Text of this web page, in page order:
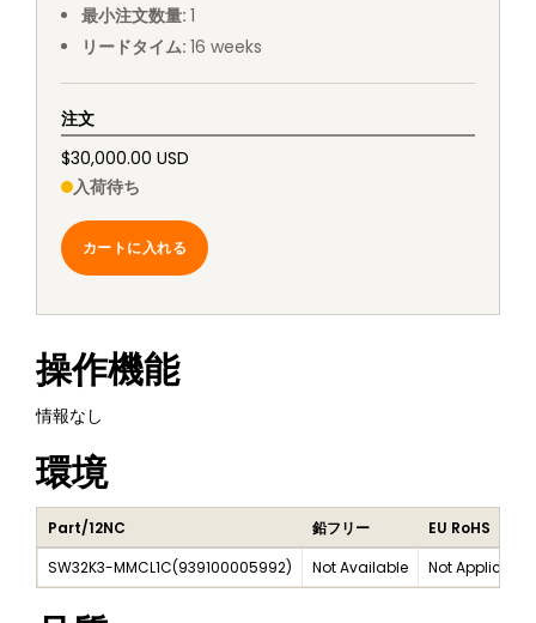
最小注文数量: 1
リードタイム: 16 weeks
注文
$30,000.00 USD
入荷待ち
カートに入れる
操作機能
情報なし
環境
Part/12NC 鉛フリー
EU RoHS
SW32K3-MMCL1C(939100005992) Not Available Not Applicable